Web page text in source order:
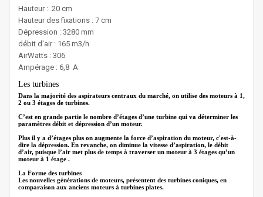
Hauteur : 20 cm
Hauteur des fixations : 7 cm
Dépression : 3280 mm
débit d'air : 165 m3/h
AirWatts : 306
Ampérage : 6,8 A
Les turbines
Dans la majorité des aspirateurs centraux du marché, on utilise des moteurs à 1,
2 ou 3 étages de turbines.
C’est en grande partie le nombre d’étages d’une turbine qui va déterminer les
paramètres débit et dépression d’un moteur.
Plus il y a d’étages plus on augmente la force d’aspiration du moteur, c'est-à-
dire la dépression. En revanche, on diminue la vitesse d’aspiration, le débit
d’air, puisque l’air met plus de temps à traverser un moteur à 3 étages qu’un
moteur à 1 étage .
La Forme des turbines
Les nouvelles générations de moteurs, présentent des turbines coniques, en
comparaison aux anciens moteurs à turbines plates.